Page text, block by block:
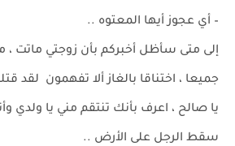
– أي عجوز أيها المعتوه ..
إلى متى سأظل أخبركم بأن زوجتي ماتت ،
جميعا ، اختناقا بالغاز ألا تفهمون
يا صالح ، اعرف بأنك تنتقم مني يا ولدي
سقط الرجل على الأرض ..